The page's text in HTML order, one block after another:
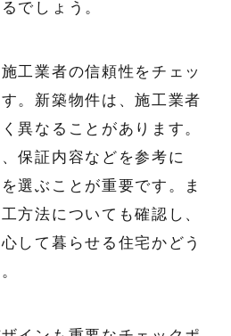
でしょう。
工業者の信頼性をチェッ
。新築物件は、施工業者
異なることがあります。
保証内容などを参考に
選ぶことが重要です。ま
方法についても確認し、
して暮らせる住宅かどう